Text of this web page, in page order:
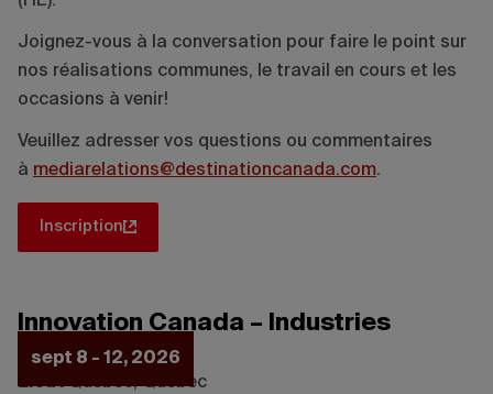
Joignez-vous à la conversation pour faire le point sur
nos réalisations communes, le travail en cours et les
occasions à venir!
Veuillez adresser vos questions ou commentaires
à mediarelations@destinationcanada.com.
Inscription
sept 8 - 12, 2026
Innovation Canada – Industries
Numériques
Lieu :Québec, Québec